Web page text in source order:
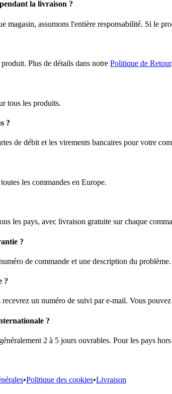
la livraison ?
magasin, assumons l'entière responsabilité. Si le
Plus de détails dans notre Politique de Retour.
tous les produits.
?
de débit et les virements bancaires pour votre
les commandes en Europe.
les pays, avec livraison gratuite sur chaque
?
de commande et une description du
?
un numéro de suivi par e-mail. Vous
?
2 à 5 jours ouvrables. Pour les pays
•Politique des cookies•Livraison